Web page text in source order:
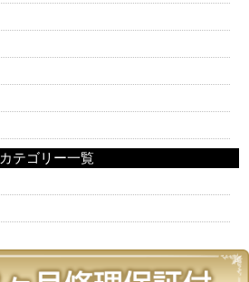
カテゴリー一覧